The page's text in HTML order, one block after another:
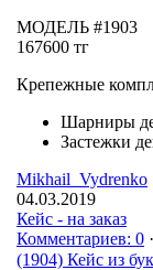
МОДЕЛЬ #1903
167600 тг
Крепежные
Шарниры
Застежки
Mikhail_Vydrenko
04.03.2019
Кейс - на заказ
Комментариев: 0
(1904) Кейс из